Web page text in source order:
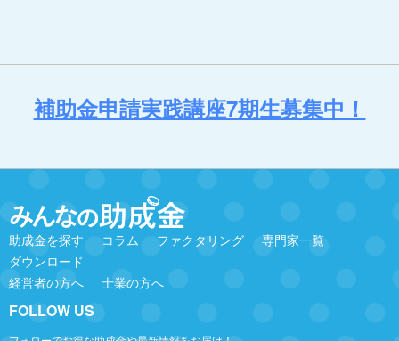
補助金申請実践講座7期生募集中！
助成金を探す コラム ファクタリング
専門家一覧
ダウンロード
経営者の方へ
士業の方へ
FOLLOW US